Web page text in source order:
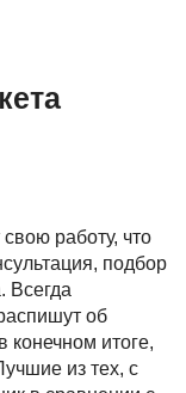
работу, что
подбор
Всегда
об
конечном итоге,
из тех, с